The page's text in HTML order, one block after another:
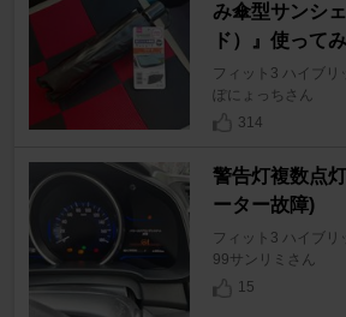
み傘型サンシ
ド）』使って
フィット3 ハイブリ
ぽにょっちさん
314
警告灯複数点
ーター故障)
フィット3 ハイブリ
99サンリミさん
15